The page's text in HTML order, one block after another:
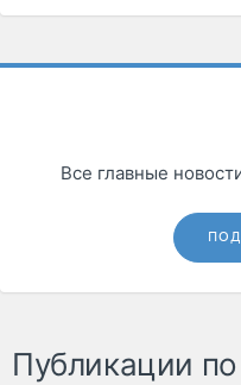
Все главные
Публикации